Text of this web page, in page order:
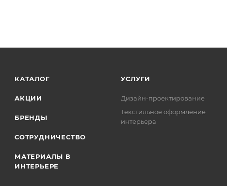
КАТАЛОГ
АКЦИИ
БРЕНДЫ
СОТРУДНИЧЕСТВО
МАТЕРИАЛЫ В
ИНТЕРЬЕРЕ
УСЛУГИ
Дизайн-проектирование
Текстильное оформление
интерьера